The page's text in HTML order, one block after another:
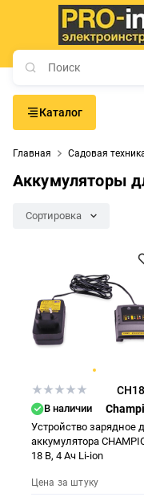
Каталог
Главная Садовая
Аккумуляторы
Сортировка
В наличии
Устройство зарядное
аккумулятора
18 B, 4 Aч Li-ion
Цена за штуку